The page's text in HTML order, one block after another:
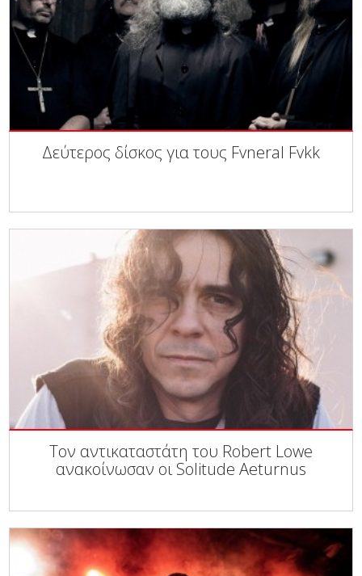
Δεύτερος δίσκος για τους Fvneral Fvkk
Τον αντικαταστάτη του Robert Lowe
ανακοίνωσαν οι Solitude Aeturnus